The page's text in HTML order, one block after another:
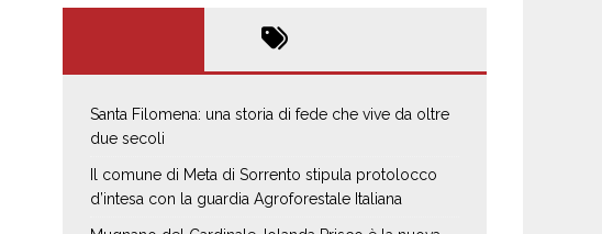
Santa Filomena: una storia di fede che vive da oltre
due secoli
Il comune di Meta di Sorrento stipula protolocco
d’intesa con la guardia Agroforestale Italiana